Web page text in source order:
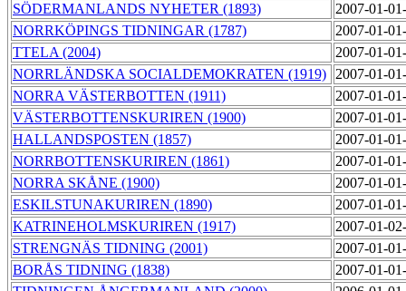
SÖDERMANLANDS NYHETER (1893)
2007-01-
NORRKÖPINGS TIDNINGAR (1787)
2007-01-
TTELA (2004)
2007-01-
NORRLÄNDSKA SOCIALDEMOKRATEN (1919)
2007-01-
NORRA VÄSTERBOTTEN (1911)
2007-01-
VÄSTERBOTTENSKURIREN (1900)
2007-01-
HALLANDSPOSTEN (1857)
2007-01-
NORRBOTTENSKURIREN (1861)
2007-01-
NORRA SKÅNE (1900)
2007-01-
ESKILSTUNAKURIREN (1890)
2007-01-
KATRINEHOLMSKURIREN (1917)
2007-01-
STRENGNÄS TIDNING (2001)
2007-01-
BORÅS TIDNING (1838)
2007-01-